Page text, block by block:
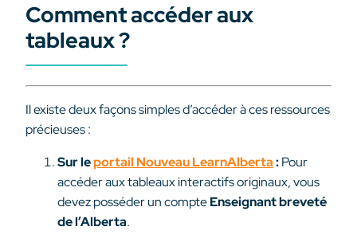
Comment accéder aux
tableaux ?
Il existe deux façons simples d’accéder à ces ressources
précieuses :
Sur leportail Nouveau LearnAlberta:Pour
accéder aux tableaux interactifs originaux, vous
devez posséder un compteEnseignant breveté
de l’Alberta.